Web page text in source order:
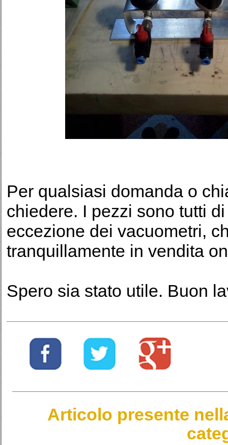
Per qualsiasi domanda o
chiedere. I pezzi sono tutti
eccezione dei vacuometri,
tranquillamente in vendita
Spero sia stato utile. Buon
Articolo presente